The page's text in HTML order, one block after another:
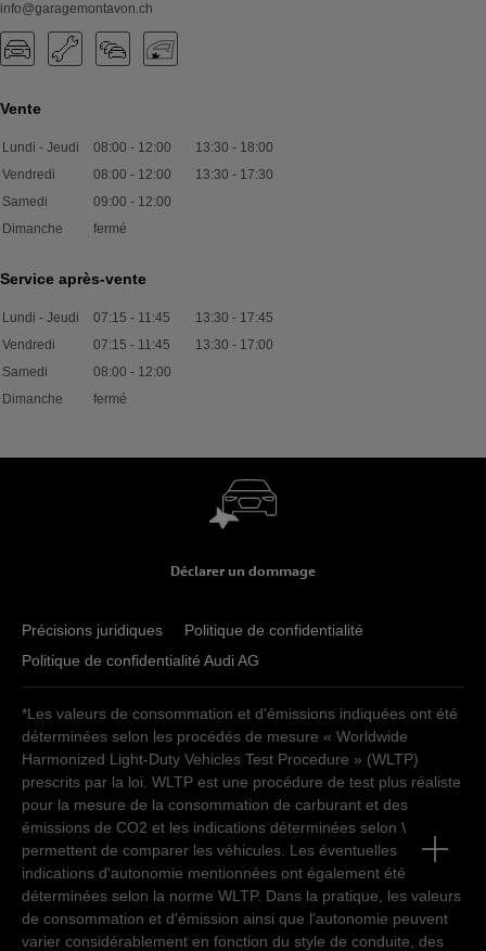
info@garagemontavon.ch
Vente
Lundi - Jeudi 08:00 - 12:00 13:30 - 18:00
Vendredi
08:00 - 12:00 13:30 - 17:30
Samedi
09:00 - 12:00
Dimanche
fermé
Service après-vente
Lundi - Jeudi 07:15 - 11:45 13:30 - 17:45
Vendredi
07:15 - 11:45 13:30 - 17:00
Samedi
08:00 - 12:00
Dimanche
fermé
Déclarer un dommage
Précisions juridiques
Politique de confidentialité
Politique de confidentialité Audi AG
*Les valeurs de consommation et d'émissions indiquées ont été
déterminées selon les procédés de mesure « Worldwide
Harmonized Light-Duty Vehicles Test Procedure » (WLTP)
prescrits par la loi. WLTP est une procédure de test plus réaliste
pour la mesure de la consommation de carburant et des
émissions de CO2 et les indications déterminées selon WLTP
permettent de comparer les véhicules. Les éventuelles
indications d'autonomie mentionnées ont également été
déterminées selon la norme WLTP. Dans la pratique, les valeurs
de consommation et d'émission ainsi que l'autonomie peuvent
varier considérablement en fonction du style de conduite, des